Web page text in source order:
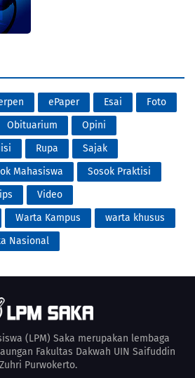
ePaper Esai
Foto
Obituarium
Opini
Rupa
Sajak
Mahasiswa
Sosok Praktisi
Video
Warta Kampus
warta khusus
Nasional
(LPM) Saka merupakan lembaga
Fakultas Dakwah UIN Saifuddin
Zuhri Purwokerto.